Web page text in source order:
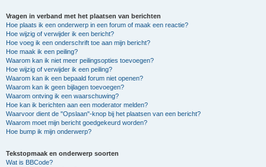
Vragen in verband met het plaatsen van berichten
Hoe plaats ik een onderwerp in een forum of maak een reactie?
Hoe wijzig of verwijder ik een bericht?
Hoe voeg ik een onderschrift toe aan mijn bericht?
Hoe maak ik een peiling?
Waarom kan ik niet meer peilingsopties toevoegen?
Hoe wijzig of verwijder ik een peiling?
Waarom kan ik een bepaald forum niet openen?
Waarom kan ik geen bijlagen toevoegen?
Waarom ontving ik een waarschuwing?
Hoe kan ik berichten aan een moderator melden?
Waarvoor dient de "Opslaan"-knop bij het plaatsen van een bericht?
Waarom moet mijn bericht goedgekeurd worden?
Hoe bump ik mijn onderwerp?
Tekstopmaak en onderwerp soorten
Wat is BBCode?